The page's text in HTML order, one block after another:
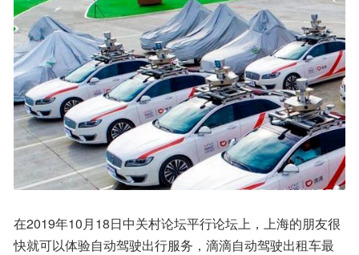
在2019年10月18日中关村论坛平行论坛上，上海的朋友很
快就可以体验自动驾驶出行服务，滴滴自动驾驶出租车最